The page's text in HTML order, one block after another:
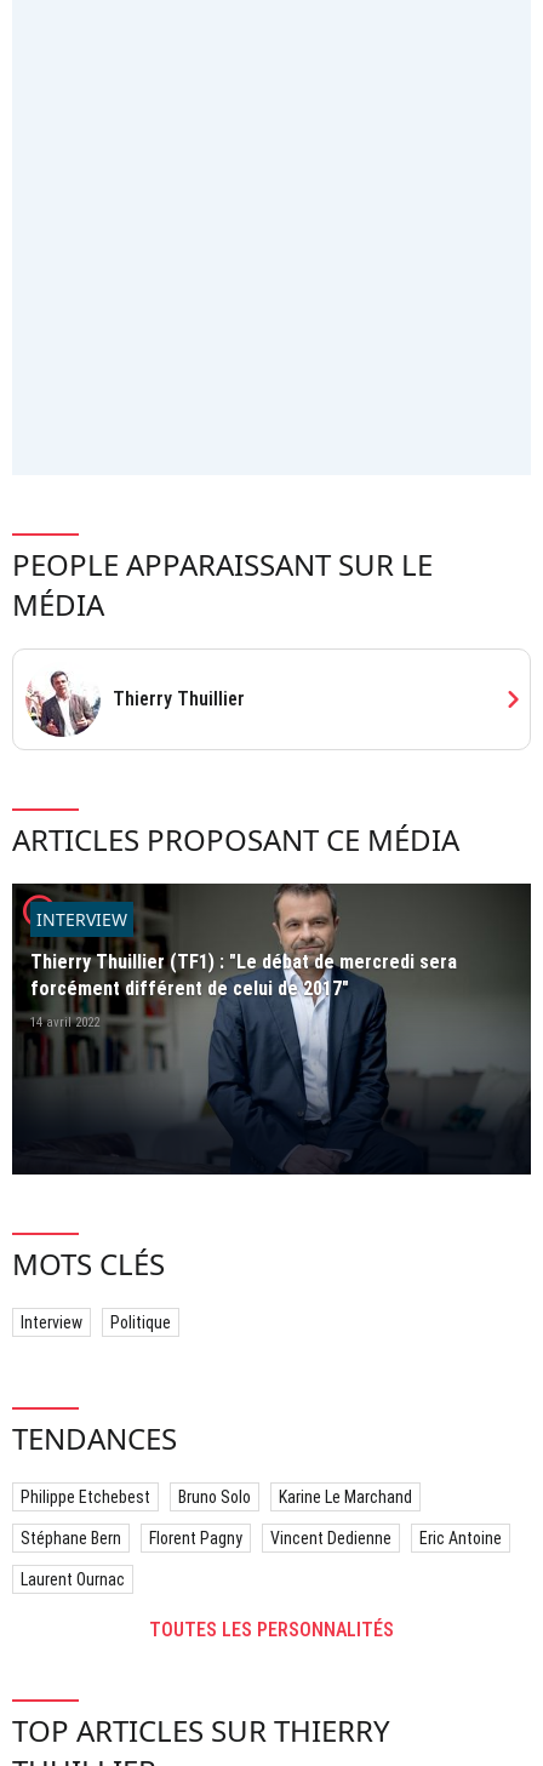
PEOPLE APPARAISSANT SUR LE
MÉDIA
Thierry Thuillier chevron_right
ARTICLES PROPOSANT CE MÉDIA
player2
INTERVIEW
Thierry Thuillier (TF1) : "Le débat de mercredi sera
forcément différent de celui de 2017"
14 avril 2022
MOTS CLÉS
Interview Politique
TENDANCES
Philippe Etchebest Bruno Solo Karine Le Marchand
Stéphane Bern Florent Pagny Vincent Dedienne Eric Antoine
Laurent Ournac
TOUTES LES PERSONNALITÉS
TOP ARTICLES SUR THIERRY